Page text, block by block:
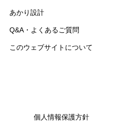
あかり設計
Q&A・よくあるご質問
このウェブサイトについて
個人情報保護方針